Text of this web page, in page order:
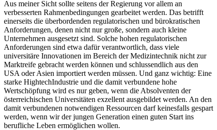
Aus meiner Sicht sollte seitens der Regierung vor allem an
verbesserten Rahmenbedingungen gearbeitet werden. Das betrifft
einerseits die überbordenden regulatorischen und bürokratischen
Anforderungen, denen nicht nur große, sondern auch kleine
Unternehmen ausgesetzt sind. Solche hohen regulatorischen
Anforderungen sind etwa dafür verantwortlich, dass viele
universitäre Innovationen im Bereich der Medizintechnik nicht zur
Marktreife gebracht werden können und schlussendlich aus den
USA oder Asien importiert werden müssen. Und ganz wichtig: Eine
starke HightechIndustrie und die damit verbundene hohe
Wertschöpfung wird es nur geben, wenn die Absolventen der
österreichischen Universitäten exzellent ausgebildet werden. An den
damit verbundenen notwendigen Ressourcen darf keinesfalls gespart
werden, wenn wir der jungen Generation einen guten Start ins
berufliche Leben ermöglichen wollen.